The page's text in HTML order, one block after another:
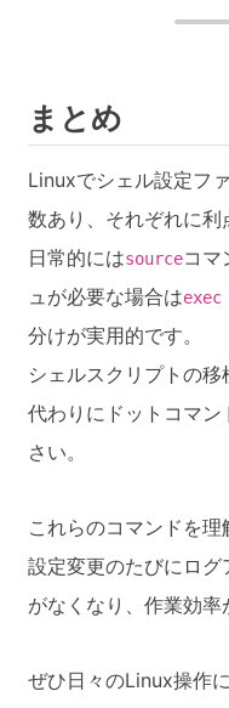
まとめ
Linuxでシェル設定フ
数あり、それぞれに利
日常的にはsourceコマ
ュが必要な場合はexec
分けが実用的です。
シェルスクリプトの移
代わりにドットコマ
さい。
これらのコマンドを理
設定変更のたびにロ
がなくなり、作業効率
ぜひ日々のLinux操作